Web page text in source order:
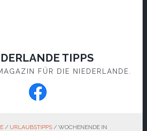
TIPPS
FÜR DIE NIEDERLANDE.
/ URLAUBSTIPPS /WOCHENENDE IN